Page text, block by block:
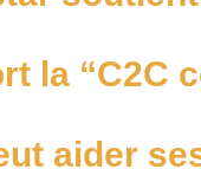
la “C2C
aider